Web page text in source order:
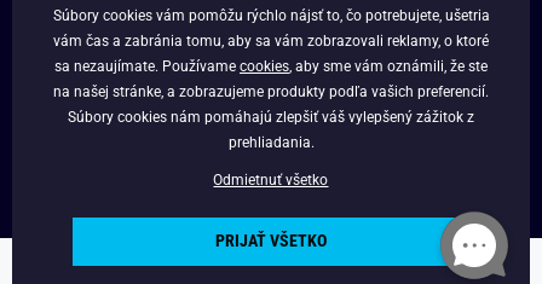
O NÁS
VERNOSTNÝ PROGRAM
BLOG
Copyright © 2025 - Budchlap.sk Všetky práva vyhradené. webdesign ©
Súbory cookies vám pomôžu rýchlo nájsť to, čo potrebujete, ušetria
vám čas a zabránia tomu, aby sa vám zobrazovali reklamy, o ktoré
sa nezaujímate. Používame cookies , aby sme vám oznámili, že ste
na našej stránke, a zobrazujeme produkty podľa vašich preferencií.
Súbory cookies nám pomáhajú zlepšiť váš vylepšený zážitok z
prehliadania.
Odmietnuť všetko
PRIJAŤ VŠETKO